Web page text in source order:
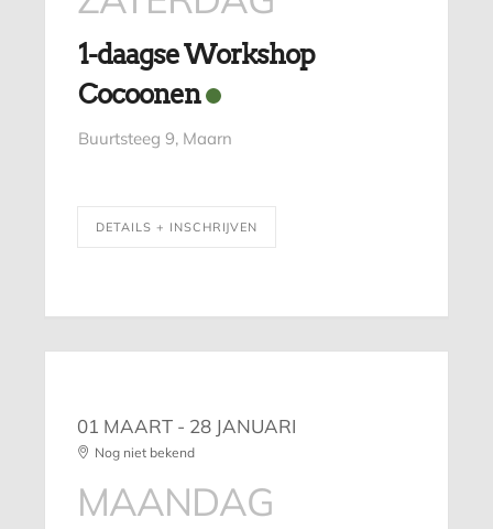
1-daagse Workshop
Cocoonen
Buurtsteeg 9, Maarn
DETAILS + INSCHRIJVEN
01 MAART - 28 JANUARI
Nog niet bekend
MAANDAG